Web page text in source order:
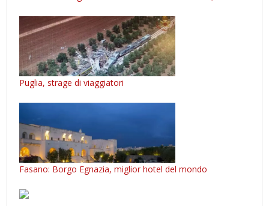
Puglia, strage di viaggiatori
Fasano: Borgo Egnazia, miglior hotel del mondo